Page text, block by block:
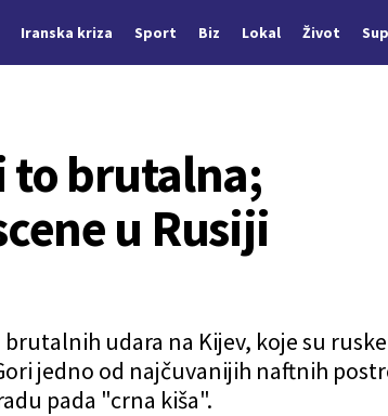
Iranska kriza Sport Biz Lokal Život
to brutalna;
u Rusiji
udara na Kijev, koje su
jedno od najčuvanijih naftnih
pada "crna kiša".